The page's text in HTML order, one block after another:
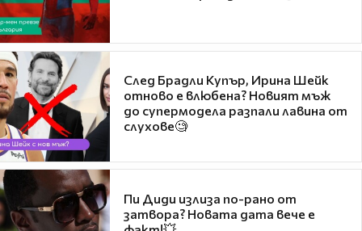
След Брадли Купър, Ирина Шейк
отново е влюбена? Новият мъж
до супермодела разпали лавина от
слухове🧐
Пи Диди излиза по-рано от
затвора? Новата дата вече е